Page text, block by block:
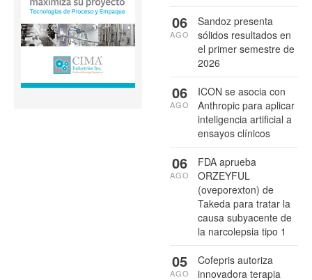
Sandoz presenta
sólidos resultados en
el primer semestre de
2026
06
AGO
ICON se asocia con
Anthropic para aplicar
inteligencia artificial a
ensayos clínicos
06
AGO
FDA aprueba
ORZEYFUL
(oveporexton) de
Takeda para tratar la
causa subyacente de
la narcolepsia tipo 1
06
AGO
Cofepris autoriza
innovadora terapia
05
AGO